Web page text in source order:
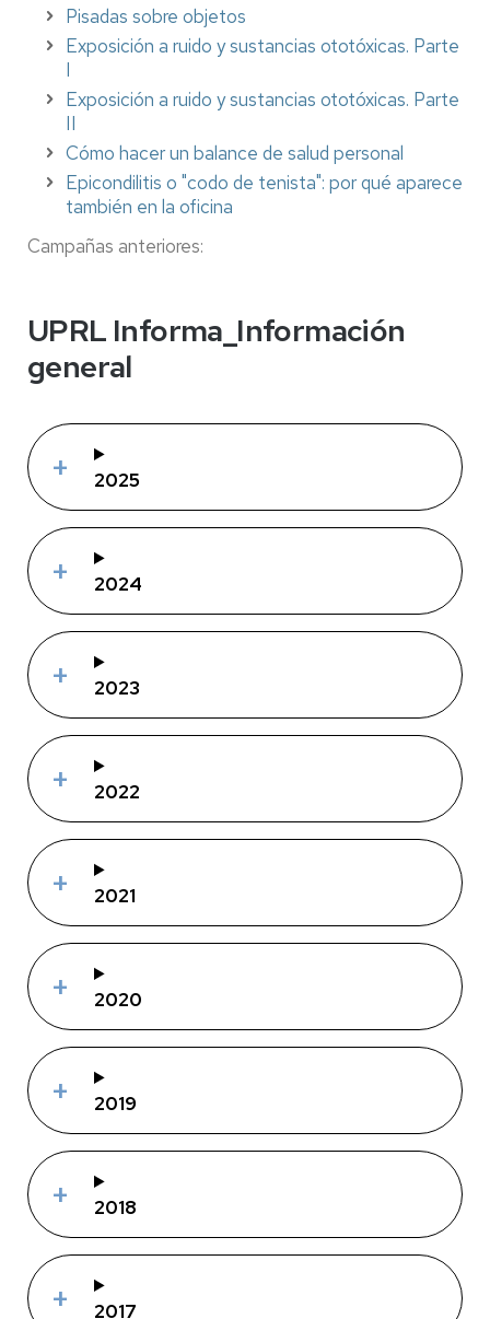
Pisadas sobre objetos
Exposición a ruido y sustancias ototóxicas. Parte
I
Exposición a ruido y sustancias ototóxicas. Parte
II
Cómo hacer un balance de salud personal
Epicondilitis o "codo de tenista": por qué aparece
también en la oficina
Campañas anteriores:
UPRL Informa_Información
general
2025
2024
2023
2022
2021
2020
2019
2018
2017